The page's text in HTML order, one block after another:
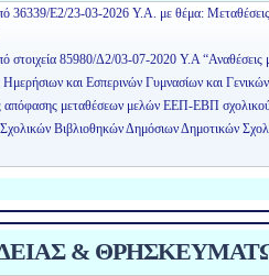
36339/Ε2/23-03-2026 Υ.Α. με θέμα:
στοιχεία 85980/Δ2/03-07-2020 Υ.Α
και Εσπερινών Γυμνασίων και
απόφασης μεταθέσεων μελών ΕΕΠ-ΕΒΠ
Βιβλιοθηκών Δημόσιων Δημοτικών
& ΘΡΗΣΚΕΥΜΑΤΩΝ